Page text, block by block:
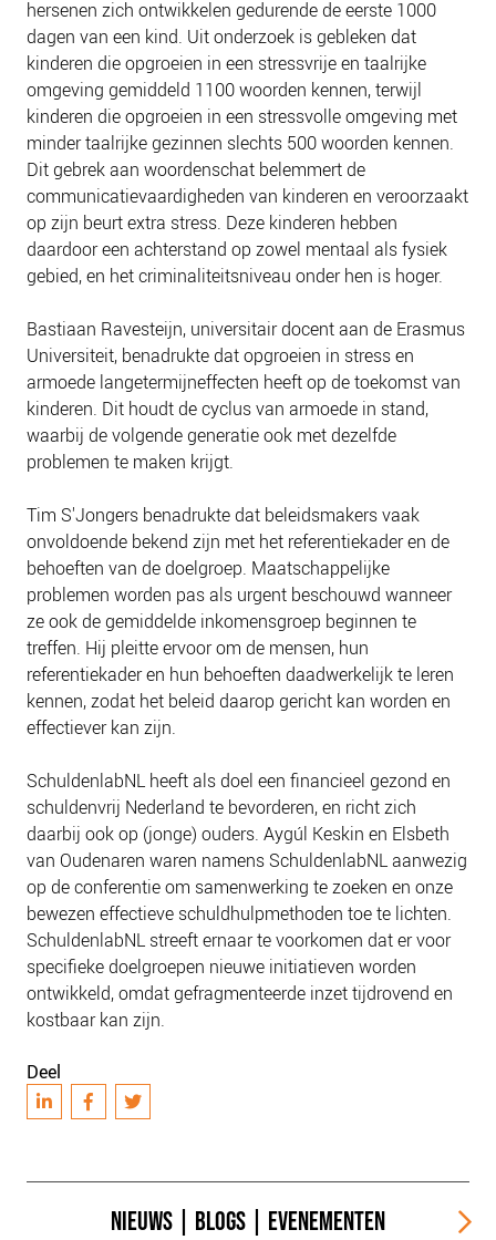
hersenen zich ontwikkelen gedurende de eerste 1000
dagen van een kind. Uit onderzoek is gebleken dat
kinderen die opgroeien in een stressvrije en taalrijke
omgeving gemiddeld 1100 woorden kennen, terwijl
kinderen die opgroeien in een stressvolle omgeving met
minder taalrijke gezinnen slechts 500 woorden kennen.
Dit gebrek aan woordenschat belemmert de
communicatievaardigheden van kinderen en veroorzaakt
op zijn beurt extra stress. Deze kinderen hebben
daardoor een achterstand op zowel mentaal als fysiek
gebied, en het criminaliteitsniveau onder hen is hoger.
Bastiaan Ravesteijn, universitair docent aan de Erasmus
Universiteit, benadrukte dat opgroeien in stress en
armoede langetermijneffecten heeft op de toekomst van
kinderen. Dit houdt de cyclus van armoede in stand,
waarbij de volgende generatie ook met dezelfde
problemen te maken krijgt.
Tim S'Jongers benadrukte dat beleidsmakers vaak
onvoldoende bekend zijn met het referentiekader en de
behoeften van de doelgroep. Maatschappelijke
problemen worden pas als urgent beschouwd wanneer
ze ook de gemiddelde inkomensgroep beginnen te
treffen. Hij pleitte ervoor om de mensen, hun
referentiekader en hun behoeften daadwerkelijk te leren
kennen, zodat het beleid daarop gericht kan worden en
effectiever kan zijn.
SchuldenlabNL heeft als doel een financieel gezond en
schuldenvrij Nederland te bevorderen, en richt zich
daarbij ook op (jonge) ouders. Aygúl Keskin en Elsbeth
van Oudenaren waren namens SchuldenlabNL aanwezig
op de conferentie om samenwerking te zoeken en onze
bewezen effectieve schuldhulpmethoden toe te lichten.
SchuldenlabNL streeft ernaar te voorkomen dat er voor
specifieke doelgroepen nieuwe initiatieven worden
ontwikkeld, omdat gefragmenteerde inzet tijdrovend en
kostbaar kan zijn.
Deel
NIEUWS BLOGS EVENEMENTEN